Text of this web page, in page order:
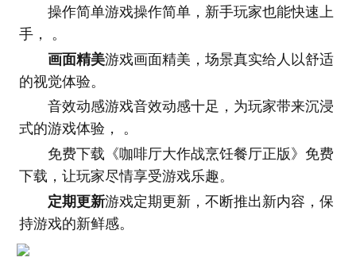
操作简单游戏操作简单，新手玩家也能快速上
手， 。
画面精美游戏画面精美，场景真实给人以舒适
的视觉体验。
音效动感游戏音效动感十足，为玩家带来沉浸
式的游戏体验， 。
免费下载《咖啡厅大作战烹饪餐厅正版》免费
下载，让玩家尽情享受游戏乐趣。
定期更新游戏定期更新，不断推出新内容，保
持游戏的新鲜感。